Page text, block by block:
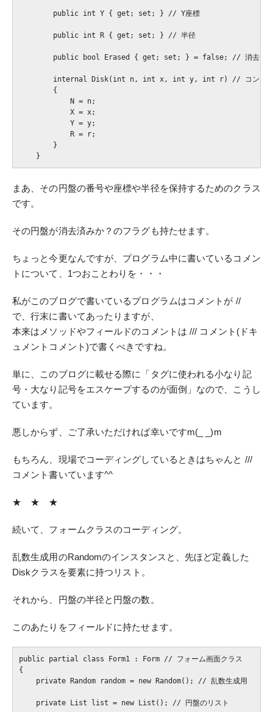
        public int Y { get; set; } // Y座標
        public int R { get; set; } // 半径
public bool Erased { get; set; } = false; // 消去され
internal Disk(int n, int x, int y, int r) // コンス
        {
            N = n;
            X = x;
            Y = y;
            R = r;
        }
まあ、その円盤の番号や座標や半径を保持するためのクラス
です。
その円盤が消去済みか？のフラグも持たせます。
ちょっと今更なんですが、プログラム中に書いているコメン
トについて、1つおことわりを・・・
私がこのブログで書いているプログラムはコメントが //
で、行末に書いてあったりますが、
本来はメソッドやフィールドのコメントは /// コメント(ドキ
ュメントコメント)で書くべきですね。
単に、このブログに載せる際に「タグに使われる小なり記
号・大なり記号をエスケープするのが面倒」なので、こうし
ています。
悪しからず、ご了承いただければ幸いですm(_ _)m
もちろん、現場でコーディングしているときはちゃんと ///
コメント書いています^^
★ ★ ★
続いて、フォームクラスのコーディング。
乱数生成用のRandomのインスタンスと、先ほど定義した
Diskクラスを要素に持つリスト。
それから、円盤の半径と円盤の数。
このあたりをフィールドに持たせます。
public partial class Form1 : Form // フォーム画面クラス
{
    private Random random = new Random(); // 乱数生成用
    private List
list = new List (); // 円盤のリスト